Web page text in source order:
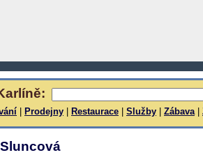
Prodejny Restaurace Služby Zábava|